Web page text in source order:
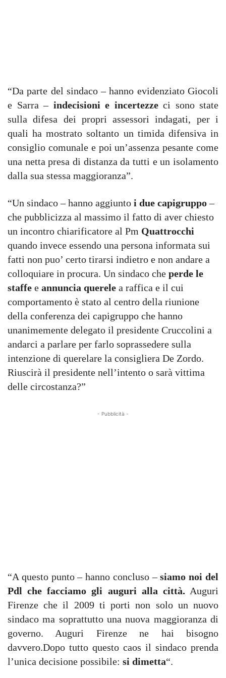
“Da parte del sindaco – hanno evidenziato Giocoli
e Sarra – indecisioni e incertezzeci sono state
sulla difesa dei propri assessori indagati, per i
quali ha mostrato soltanto un timida difensiva in
consiglio comunale e poi un’assenza pesante come
una netta presa di distanza da tutti e un isolamento
dalla sua stessa maggioranza”.
“Un sindaco – hanno aggiunto i due capigruppo–
che pubblicizza al massimo il fatto di aver chiesto
un incontro chiarificatore al Pm Quattrocchi
quando invece essendo una persona informata sui
fatti non puo’ certo tirarsi indietro e non andare a
colloquiare in procura. Un sindaco che perde le
staffe e annuncia querele a raffica e il cui
comportamento è stato al centro della riunione
della conferenza dei capigruppo che hanno
unanimemente delegato il presidente Cruccolini a
andarci a parlare per farlo soprassedere sulla
intenzione di querelare la consigliera De Zordo.
Riuscirà il presidente nell’intento o sarà vittima
delle circostanza?”
- Pubblicità -
“A questo punto – hanno concluso –siamo noi del
Pdl che facciamo gli auguri alla città. Auguri
Firenze che il 2009 ti porti non solo un nuovo
sindaco ma soprattutto una nuova maggioranza di
governo. Auguri Firenze ne hai bisogno
davvero.Dopo tutto questo caos il sindaco prenda
l’unica decisione possibile: si dimetta“.